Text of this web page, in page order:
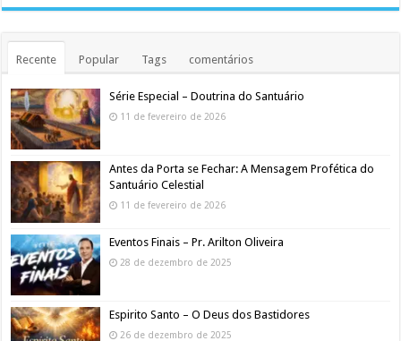
Recente Popular Tags comentários
Série Especial – Doutrina do Santuário
11 de fevereiro de 2026
Antes da Porta se Fechar: A Mensagem Profética do
Santuário Celestial
11 de fevereiro de 2026
Eventos Finais – Pr. Arilton Oliveira
28 de dezembro de 2025
Espirito Santo – O Deus dos Bastidores
26 de dezembro de 2025